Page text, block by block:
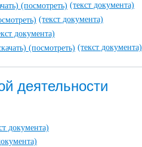
(посмотреть) (текст документа)
(текст документа)
документа)
(посмотреть) (текст документа)
деятельности
документа)